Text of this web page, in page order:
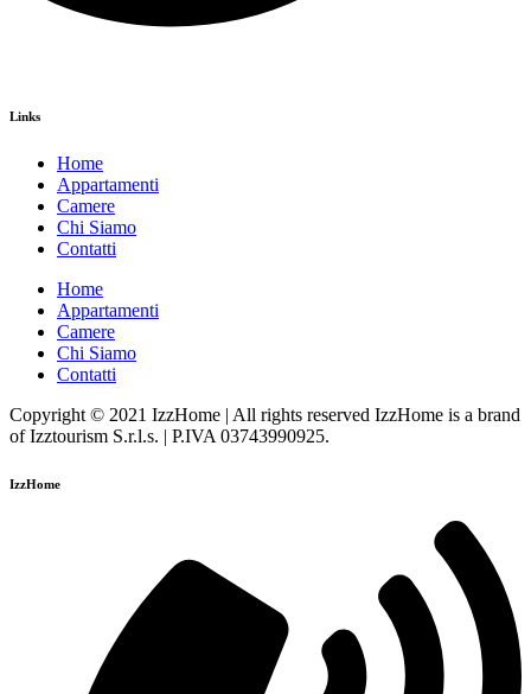
Links
Home
Appartamenti
Camere
Chi Siamo
Contatti
Home
Appartamenti
Camere
Chi Siamo
Contatti
Copyright © 2021 IzzHome | All rights reserved IzzHome is a brand
of Izztourism S.r.l.s. | P.IVA 03743990925.
IzzHome